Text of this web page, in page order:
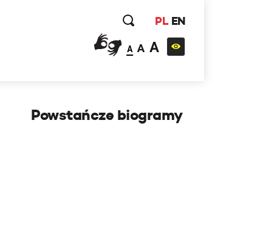
PL EN
A A A
Powstańcze biogramy